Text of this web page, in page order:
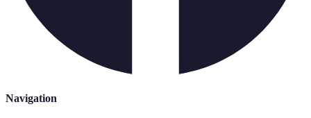
Navigation